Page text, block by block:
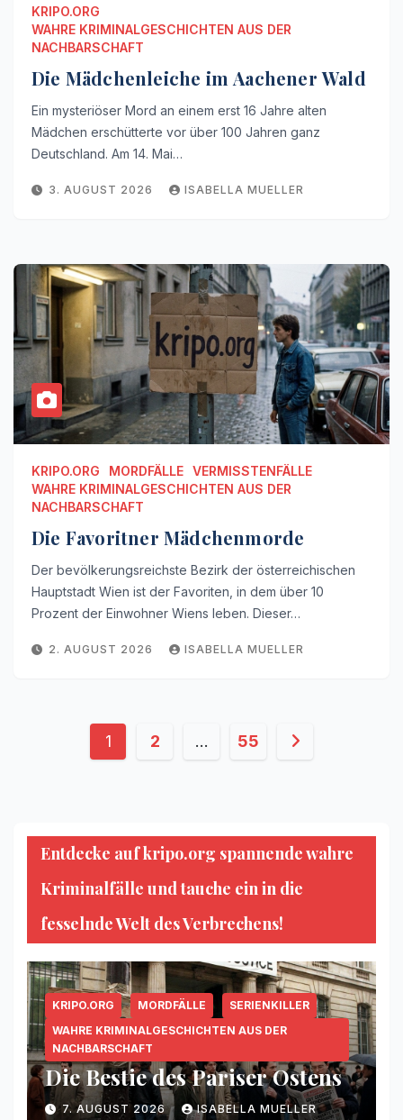
KRIPO.ORG
WAHRE KRIMINALGESCHICHTEN AUS DER
NACHBARSCHAFT
Die Mädchenleiche im Aachener Wald
Ein mysteriöser Mord an einem erst 16 Jahre alten
Mädchen erschütterte vor über 100 Jahren ganz
Deutschland. Am 14. Mai…
3. AUGUST 2026 ISABELLA MUELLER
KRIPO.ORG MORDFÄLLE VERMISSTENFÄLLE
WAHRE KRIMINALGESCHICHTEN AUS DER
NACHBARSCHAFT
Die Favoritner Mädchenmorde
Der bevölkerungsreichste Bezirk der österreichischen
Hauptstadt Wien ist der Favoriten, in dem über 10
Prozent der Einwohner Wiens leben. Dieser…
2. AUGUST 2026 ISABELLA MUELLER
Seitennummerierung
1 2 … 55
Entdecke auf kripo.org spannende wahre
Kriminalfälle und tauche ein in die
fesselnde Welt des Verbrechens!
KRIPO.ORG MORDFÄLLE
SERIENKILLER
WAHRE KRIMINALGESCHICHTEN AUS DER
NACHBARSCHAFT
Die Bestie des Pariser Ostens
7. AUGUST 2026 ISABELLA MUELLER